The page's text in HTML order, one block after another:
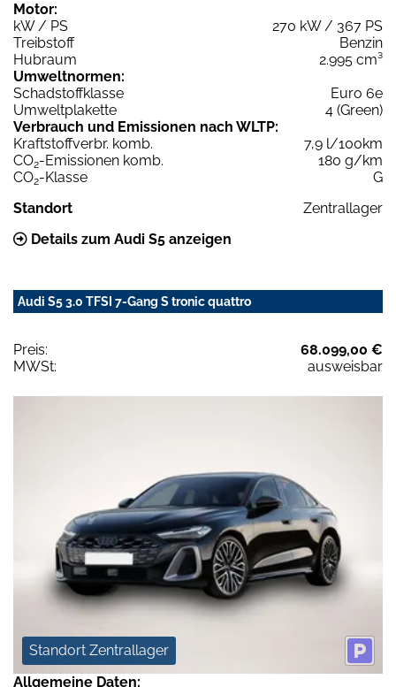
Motor:
kW / PS
270 kW / 367 PS
Treibstoff
Benzin
Hubraum
2.995 cm³
Umweltnormen:
Schadstoffklasse
Euro 6e
Umweltplakette
4 (Green)
Verbrauch und Emissionen nach WLTP:
Kraftstoffverbr. komb.
7,9 l/100km
CO2-Emissionen komb.
180 g/km
CO2-Klasse
G
Standort
Zentrallager
Details zum Audi S5 anzeigen
Audi S5 3.0 TFSI 7-Gang S tronic quattro
Preis:
68.099,00 €
MWSt:
ausweisbar
Standort Zentrallager
Allgemeine Daten: